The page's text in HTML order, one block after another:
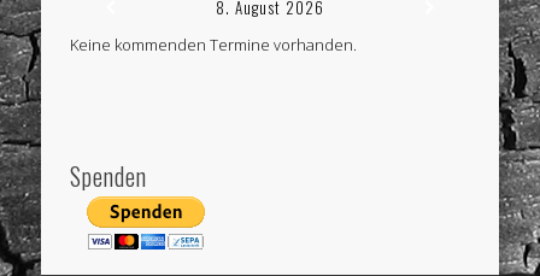
8. August 2026
Keine kommenden Termine vorhanden.
Spenden